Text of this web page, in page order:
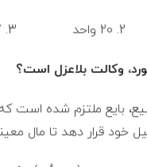
ی
ل
ا
م
خود قرار دهد تا مال